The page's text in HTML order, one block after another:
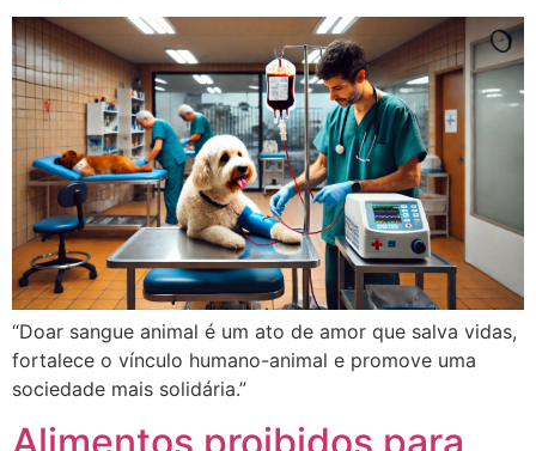
“Doar sangue animal é um ato de amor que salva vidas,
fortalece o vínculo humano-animal e promove uma
sociedade mais solidária.”